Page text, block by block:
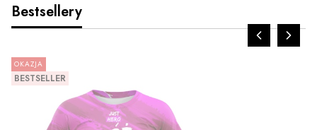
ZOBACZ PRODUKT
Bestsellery
OKAZJA
BESTSELLER